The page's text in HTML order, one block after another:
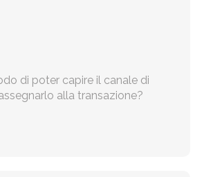
di poter capire il canale di
alla transazione?